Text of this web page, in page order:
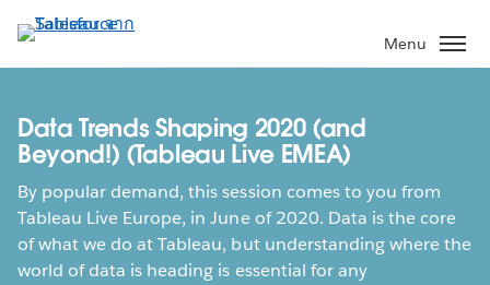
ไป
ที่
หลัก
Menu
Data Trends Shaping 2020 (and
Beyond!) (Tableau Live EMEA)
By popular demand, this session comes to you from
Tableau Live Europe, in June of 2020. Data is the core
of what we do at Tableau, but understanding where the
world of data is heading is essential for any